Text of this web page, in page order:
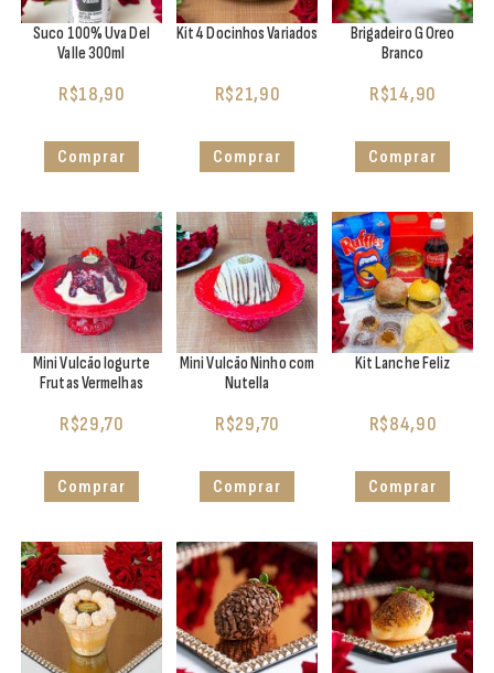
Suco 100% Uva Del
Valle 300ml
R$18,90
Comprar
Kit 4 Docinhos Variados
R$21,90
Comprar
Brigadeiro G Oreo
Branco
R$14,90
Comprar
Mini Vulcão Iogurte
Frutas Vermelhas
R$29,70
Comprar
Mini Vulcão Ninho com
Nutella
R$29,70
Comprar
Kit Lanche Feliz
R$84,90
Comprar